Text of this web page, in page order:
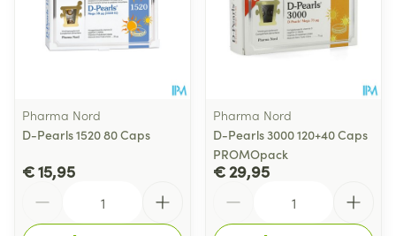
Pharma Nord
D-Pearls 1520 80 Caps
€ 15,95
Pharma Nord
D-Pearls 3000 120+40 Caps
PROMOpack
€ 29,95